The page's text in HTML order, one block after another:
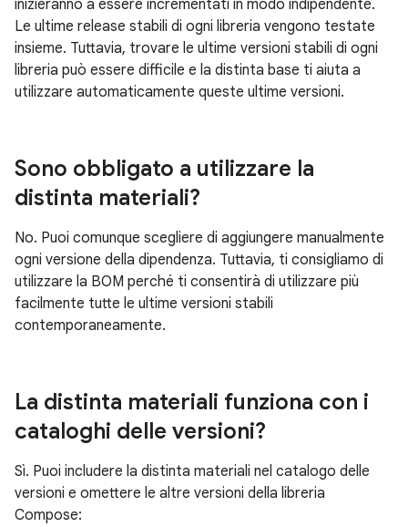
inizieranno a essere incrementati in modo indipendente.
Le ultime release stabili di ogni libreria vengono testate
insieme. Tuttavia, trovare le ultime versioni stabili di ogni
libreria può essere difficile e la distinta base ti aiuta a
utilizzare automaticamente queste ultime versioni.
Sono obbligato a utilizzare la
distinta materiali?
No. Puoi comunque scegliere di aggiungere manualmente
ogni versione della dipendenza. Tuttavia, ti consigliamo di
utilizzare la BOM perché ti consentirà di utilizzare più
facilmente tutte le ultime versioni stabili
contemporaneamente.
La distinta materiali funziona con i
cataloghi delle versioni?
Sì. Puoi includere la distinta materiali nel catalogo delle
versioni e omettere le altre versioni della libreria
Compose: